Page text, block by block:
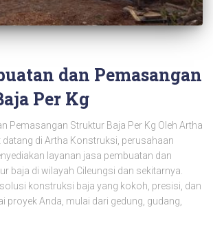
dan Pemasangan
Per Kg
Pemasangan Struktur Baja Per Kg Oleh Artha
di Artha Konstruksi, perusahaan
layanan jasa pembuatan dan
baja di wilayah Cileungsi dan sekitarnya.
konstruksi baja yang kokoh, presisi, dan
proyek Anda, mulai dari gedung, gudang,